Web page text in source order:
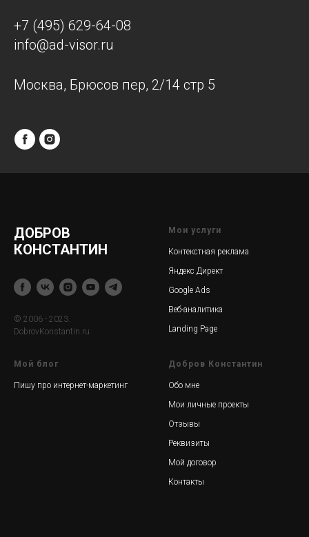
+7 (495) 629-64-08
info@ad-visor.ru
Москва, Брюсов пер, 2/14 стр 5
ДОБРОВ
КОНСТАНТИН
© 2006 - 2023.
DobrovKonstantin.ru
Мои услуги
Контекстная реклама
Яндекс Директ
Google Ads
Веб-аналитика
Landing Page
Мой блог
Пишу про интернет-маркетинг
Добров Константин
Обо мне
Мои личные проекты
Отзывы
Реквизиты
Мой договор
Контакты